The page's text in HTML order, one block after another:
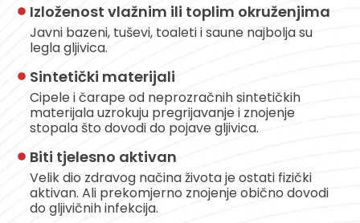
Izloženost vlažnim ili toplim okruženjima
Javni bazeni, tuševi, toaleti i saune najbolja su
legla gljivica.
Sintetički materijali
Cipele i čarape od neprozračnih sintetičkih
materijala uzrokuju pregrijavanje i znojenje
stopala što dovodi do pojave gljivica.
Biti tjelesno aktivan
Velik dio zdravog načina života je ostati fizički
aktivan. Ali prekomjerno znojenje obično dovodi
do gljivičnih infekcija.